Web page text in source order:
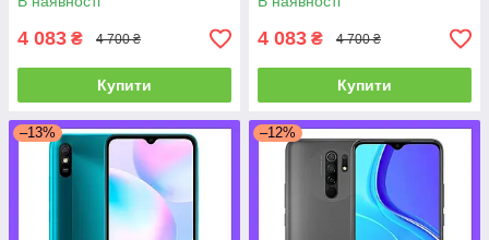
4 083 ₴ 4 700 ₴
Купити
4 083 ₴ 4 700 ₴
Купити
–13% –12%